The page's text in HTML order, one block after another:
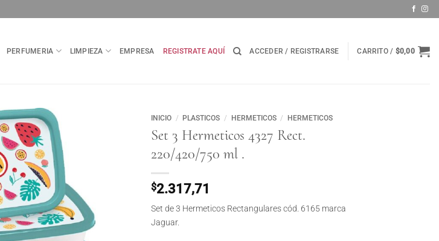
PERFUMERIA LIMPIEZA EMPRESA REGISTRATE AQUÍ ACCEDER / REGISTRARSE CARRITO / $0,00
INICIO / PLASTICOS / HERMETICOS / HERMETICOS
Set 3 Hermeticos 4327 Rect.
220/420/750 ml .
$2.317,71
Set de 3 Hermeticos Rectangulares cód. 6165 marca
Jaguar.